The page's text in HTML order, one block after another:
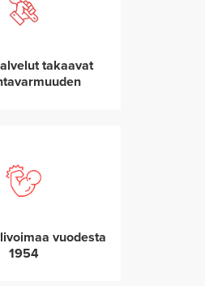
takaavat
vuodesta
1954